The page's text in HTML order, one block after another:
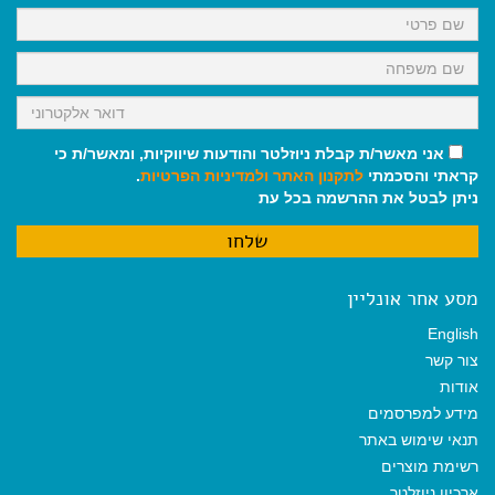
k
p
m
אני מאשר/ת קבלת ניוזלטר והודעות שיווקיות, ומאשר/ת כי
קראתי והסכמתי לתקנון האתר ולמדיניות הפרטיות.
ניתן לבטל את ההרשמה בכל עת
מסע אחר אונליין
English
צור קשר
אודות
מידע למפרסמים
תנאי שימוש באתר
רשימת מוצרים